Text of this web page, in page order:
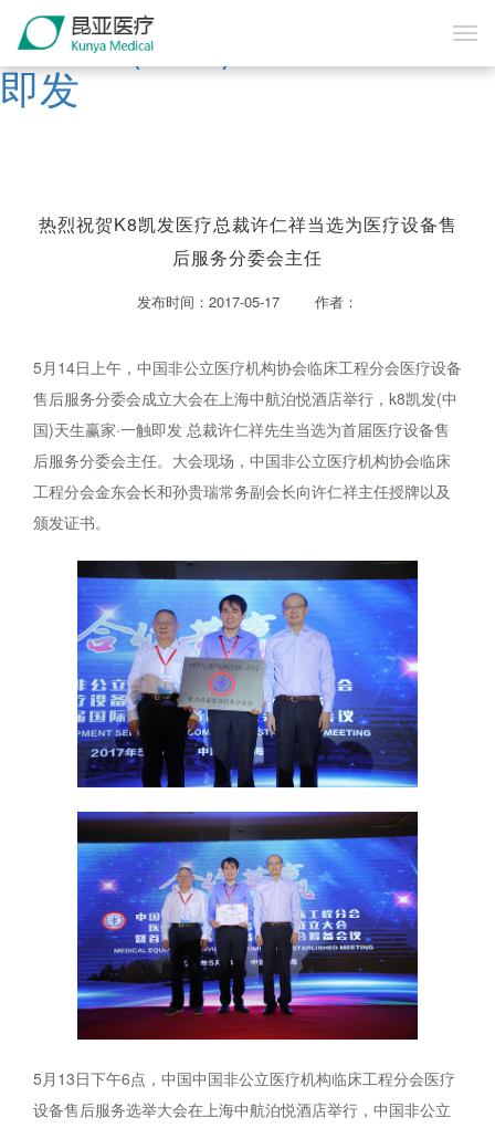
K8凯发(中国)天生赢家·一触
即发
热烈祝贺K8凯发医疗总裁许仁祥当选为医疗设备售
后服务分委会主任
发布时间：2017-05-17 作者：
5月14日上午，中国非公立医疗机构协会临床工程分会医疗设备
售后服务分委会成立大会在上海中航泊悦酒店举行，k8凯发(中
国)天生赢家·一触即发 总裁许仁祥先生当选为首届医疗设备售
后服务分委会主任。大会现场，中国非公立医疗机构协会临床
工程分会金东会长和孙贵瑞常务副会长向许仁祥主任授牌以及
颁发证书。
5月13日下午6点，中国中国非公立医疗机构临床工程分会医疗
设备售后服务选举大会在上海中航泊悦酒店举行，中国非公立